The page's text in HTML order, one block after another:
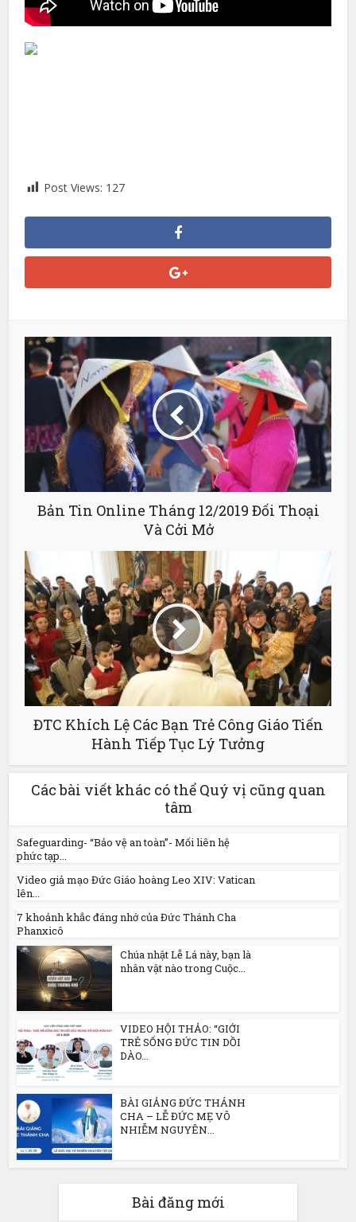
Post Views: 127
Bản Tin Online Tháng 12/2019 Đối Thoại
Và Cởi Mở
ĐTC Khích Lệ Các Bạn Trẻ Công Giáo Tiến
Hành Tiếp Tục Lý Tưởng
Các bài viết khác có thể Quý vị cũng quan
tâm
Safeguarding- “Bảo vệ an toàn”- Mối liên hệ
phức tạp...
Video giả mạo Đức Giáo hoàng Leo XIV: Vatican
lên...
7 khoảnh khắc đáng nhớ của Đức Thánh Cha
Phanxicô
Chúa nhật Lễ Lá này, bạn là
nhân vật nào trong Cuộc...
VIDEO HỘI THẢO: “GIỚI
TRẺ SỐNG ĐỨC TIN DỒI
DÀO...
BÀI GIẢNG ĐỨC THÁNH
CHA – LỄ ĐỨC MẸ VÔ
NHIỄM NGUYÊN...
Bài đăng mới